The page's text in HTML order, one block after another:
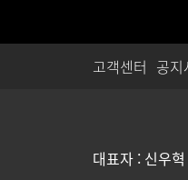
고객센터 공지
대표자 : 신우